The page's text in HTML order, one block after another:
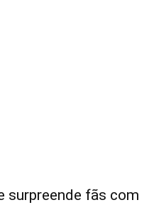
surpreende fãs com